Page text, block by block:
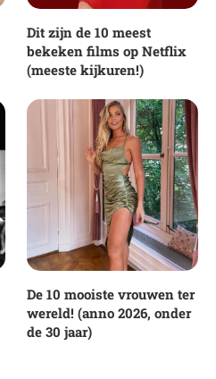
Dit zijn de 10 meest
bekeken films op Netflix
(meeste kijkuren!)
De 10 mooiste vrouwen ter
wereld! (anno 2026, onder
de 30 jaar)